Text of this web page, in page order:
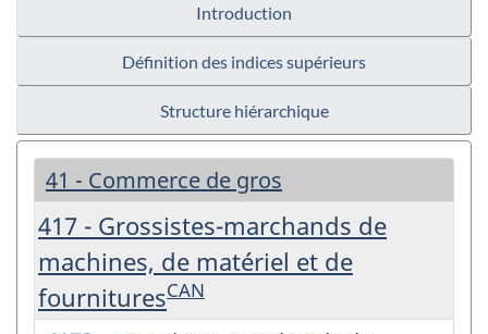
Introduction
Définition des indices supérieurs
Structure hiérarchique
41 - Commerce de gros
417 - Grossistes-marchands de
machines, de matériel et de
fournituresCAN